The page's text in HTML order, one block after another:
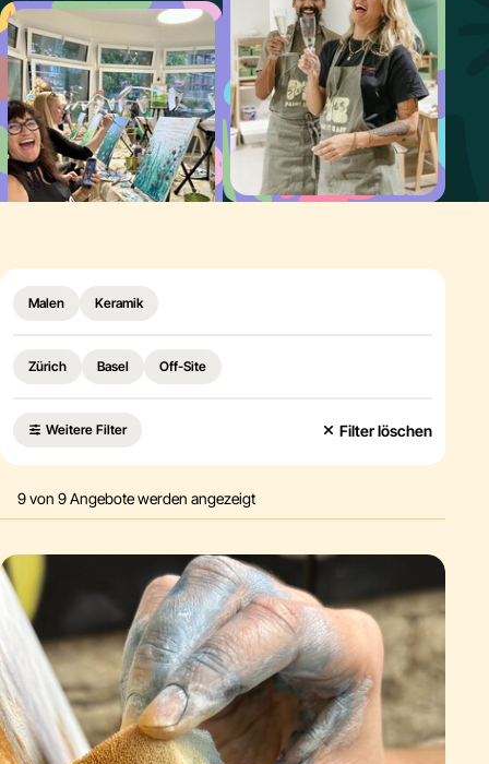
Malen Keramik
Zürich Basel Off-Site
Weitere Filter Filter löschen
9von 9Angebote werden angezeigt